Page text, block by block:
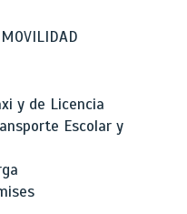
y de Licencia
Escolar y